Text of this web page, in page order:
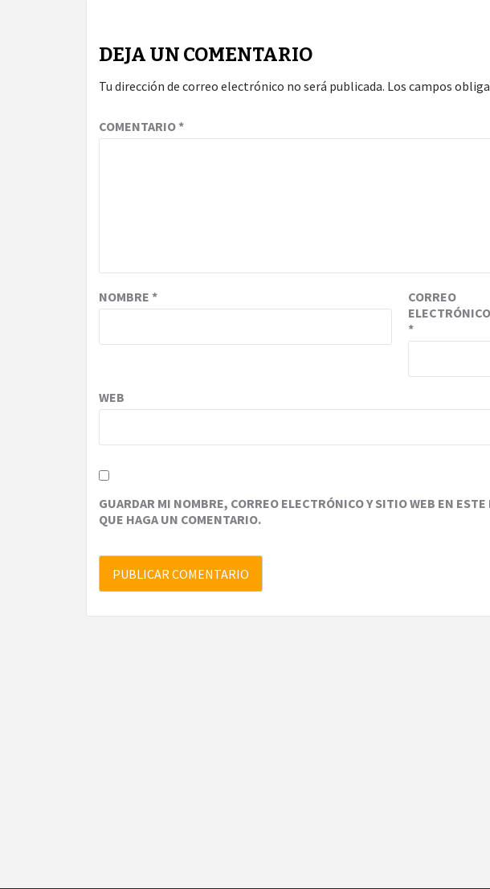
DEJA UN COMENTARIO
Tu dirección de correo electrónico no será publicada. Los campos
COMENTARIO*
NOMBRE *
CORREO
ELECTRÓNICO
*
WEB
GUARDAR MI NOMBRE, CORREO ELECTRÓNICO Y SITIO WEB EN
QUE HAGA UN COMENTARIO.